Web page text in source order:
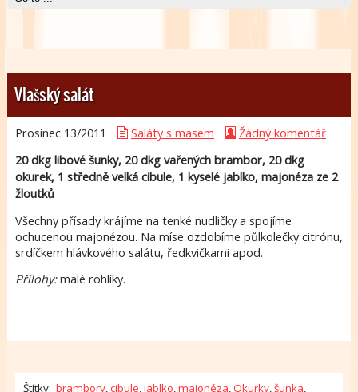
Vlašský salát
Prosinec 13/2011 Saláty s masem
Žádný komentář
20 dkg libové šunky, 20 dkg vařených brambor, 20 dkg
okurek, 1 středně velká cibule, 1 kyselé jablko, majonéza ze 2
žloutků
Všechny přísady krájíme na tenké nudličky a spojíme
ochucenou majonézou. Na míse ozdobíme půlkolečky citrónu,
srdíčkem hlávkového salátu, ředkvičkami apod.
Přílohy:malé rohlíky.
Štítky: brambory,cibule,jablko,majonéza,Okurky,šunka,